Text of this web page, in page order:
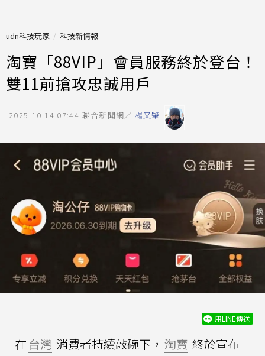
udn科技玩家 科技新情報
淘寶「88VIP」會員服務終於登台！
雙11前搶攻忠誠用戶
2025-10-14 07:44 聯合新聞網／ 楊又肇
用LINE傳送
在 台灣 消費者持續敲碗下， 淘寶 終於宣布